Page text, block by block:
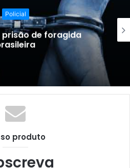
Policial
comando de
criminosa
produto